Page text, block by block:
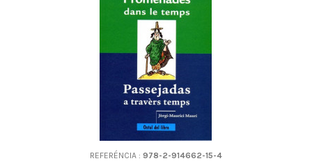
REFERÉNCIA : 978-2-914662-15-4